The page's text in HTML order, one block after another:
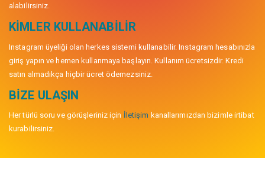
alabilirsiniz.
KIMLER KULLANABILIR
Instagram üyeliği olan herkes sistemi kullanabilir. Instagram hesabınızla
giriş yapın ve hemen kullanmaya başlayın. Kullanım ücretsizdir. Kredi
satın almadıkça hiçbir ücret ödemezsiniz.
BIZE ULAŞIN
Her türlü soru ve görüşleriniz için İletişim kanallarımızdan bizimle irtibat
kurabilirsiniz.